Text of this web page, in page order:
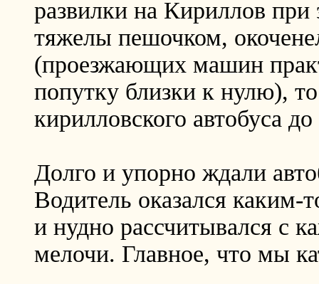
развилки на Кириллов
тяжелы пешочком,
(проезжающих машин
попутку близки к нулю),
кирилловского автобуса
Долго и упорно ждали
Водитель оказался каким-
и нудно рассчитывался с
мелочи. Главное, что мы